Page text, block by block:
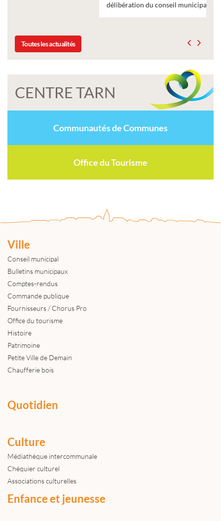
délibération du conseil municipal du 19 décembre 2025
Toutes les actualités
CENTRE TARN
Communautés de Communes
Office du Tourisme
Ville
Conseil municipal
Bulletins municipaux
Comptes-rendus
Commande publique
Fournisseurs / Chorus Pro
Office du tourisme
Histoire
Patrimoine
Petite Ville de Demain
Chaufferie bois
Quotidien
Culture
Médiathèque intercommunale
Chéquier culturel
Associations culturelles
Enfance et jeunesse